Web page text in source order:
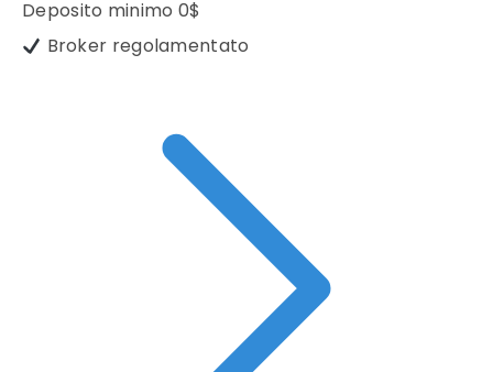
Deposito minimo 0$
Broker regolamentato